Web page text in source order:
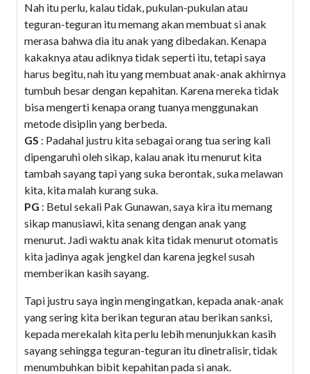
Nah itu perlu, kalau tidak, pukulan-pukulan atau
teguran-teguran itu memang akan membuat si anak
merasa bahwa dia itu anak yang dibedakan. Kenapa
kakaknya atau adiknya tidak seperti itu, tetapi saya
harus begitu, nah itu yang membuat anak-anak akhirnya
tumbuh besar dengan kepahitan. Karena mereka tidak
bisa mengerti kenapa orang tuanya menggunakan
metode disiplin yang berbeda.
GS : Padahal justru kita sebagai orang tua sering kali
dipengaruhi oleh sikap, kalau anak itu menurut kita
tambah sayang tapi yang suka berontak, suka melawan
kita, kita malah kurang suka.
PG : Betul sekali Pak Gunawan, saya kira itu memang
sikap manusiawi, kita senang dengan anak yang
menurut. Jadi waktu anak kita tidak menurut otomatis
kita jadinya agak jengkel dan karena jegkel susah
memberikan kasih sayang.
Tapi justru saya ingin mengingatkan, kepada anak-anak
yang sering kita berikan teguran atau berikan sanksi,
kepada merekalah kita perlu lebih menunjukkan kasih
sayang sehingga teguran-teguran itu dinetralisir, tidak
menumbuhkan bibit kepahitan pada si anak.